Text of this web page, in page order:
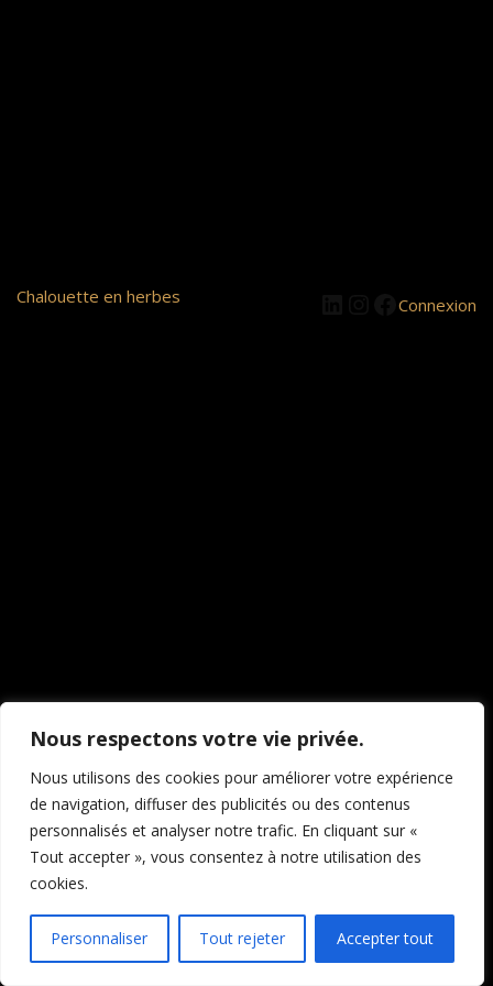
Nous respectons votre vie privée.
Nous utilisons des cookies pour améliorer votre expérience
de navigation, diffuser des publicités ou des contenus
personnalisés et analyser notre trafic. En cliquant sur «
Tout accepter », vous consentez à notre utilisation des
cookies.
Personnaliser Tout rejeter Accepter tout
Chalouette en herbes LinkedIn
Instagram
Facebook
Connexion